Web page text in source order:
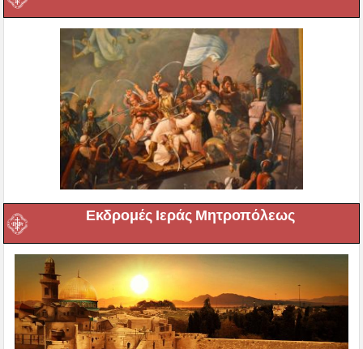
Εκδρομές Ιεράς Μητροπόλεως